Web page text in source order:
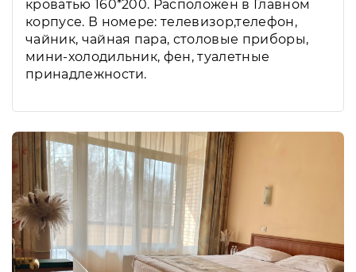
кроватью 160*200. Расположен в Главном
корпусе. В номере: телевизор,телефон,
чайник, чайная пара, столовые приборы,
мини-холодильник, фен, туалетные
принадлежности.